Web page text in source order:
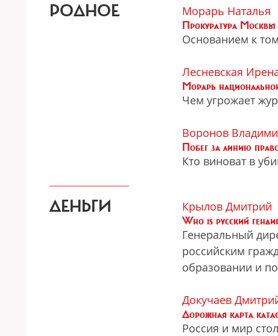
РОДНОЕ Морарь Наталья
Прокуратура
Основанием к
Лесневская
Морарь
Чем угрожает
Воронов
Побег за линию
Кто виноват в
ДЕНЬГИ Крылов Дмитрий
Who is русский
Генеральный
российским
образовании и
Докучаев
Дорожная карта
Россия и мир